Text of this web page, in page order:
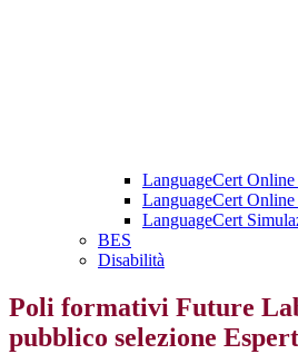
LanguageCert Online
LanguageCert
LanguageCert
BES
Disabilità
Poli formativi Future
pubblico selezione